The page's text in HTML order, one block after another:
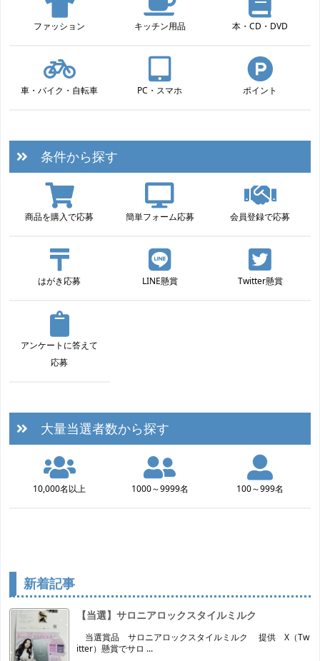
ファッション キッチン用品 本・CD・DVD
車・バイク・自転車 PC・スマホ ポイント
条件から探す
商品を購入で応募 簡単フォーム応募 会員登録で応募
はがき応募 LINE懸賞 Twitter懸賞
アンケートに答えて
応募
大量当選者数から探す
10,000名以上 1000～9999名 100～999名
新着記事
【当選】サロニアロックスタイルミルク
当選賞品 サロニアロックスタイルミルク 提供 X（Tw
itter）懸賞でサロ ...